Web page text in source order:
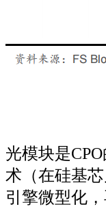
光模块是
术（在硅基
引擎微型化